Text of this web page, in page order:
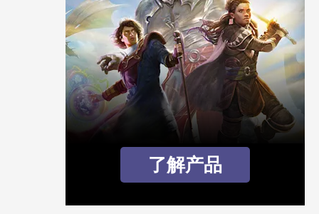
了解产品